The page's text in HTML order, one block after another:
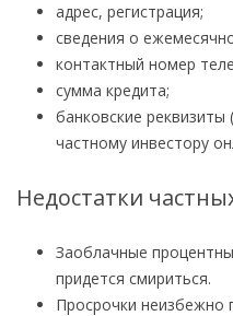
адрес, регистрация;
сведения о
контактный номер
сумма кредита;
банковские
частному инвестору
Недостатки
Заоблачные
придется смириться.
Просрочки неизбежно